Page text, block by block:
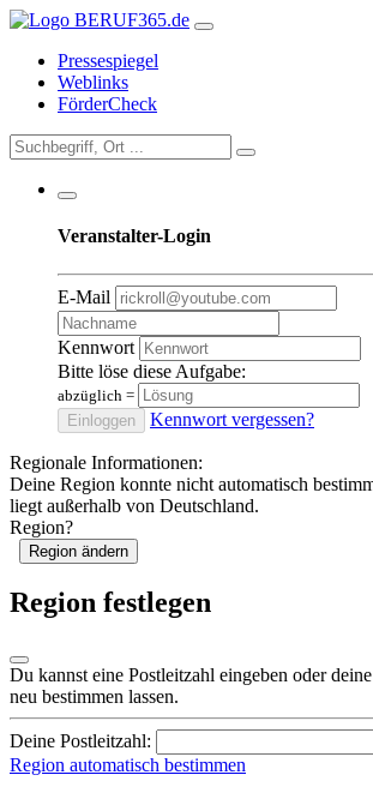
Pressespiegel
Weblinks
FörderCheck
Veranstalter-Login
E-Mail
Kennwort
Bitte löse diese Aufgabe:
abzüglich =
Einloggen
Kennwort vergessen?
Regionale Informationen:
Deine Region konnte nicht automatisch
liegt außerhalb von Deutschland.
Region?
Region ändern
Region festlegen
Du kannst eine Postleitzahl eingeben oder
neu bestimmen lassen.
Deine Postleitzahl:
Region automatisch bestimmen